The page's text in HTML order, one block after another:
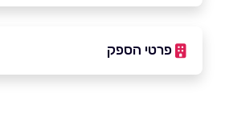
פרטי הספק